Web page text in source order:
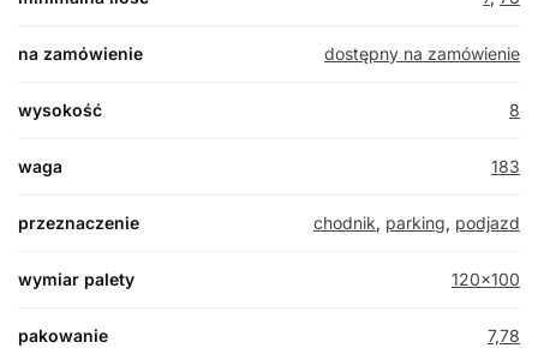
na zamówienie dostępny na zamówienie
wysokość 8
waga 183
przeznaczenie chodnik, parking, podjazd
wymiar palety 120×100
pakowanie 7,78